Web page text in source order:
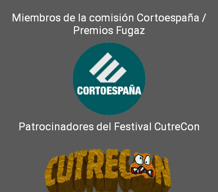
Miembros de la comisión Cortoespaña /
Premios Fugaz
Patrocinadores del Festival CutreCon